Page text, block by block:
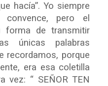
hacía”. Yo siempre
pero el
forma de transmitir
únicas palabras
recordamos, porque
era esa coletilla
vez: “ SEÑOR TEN